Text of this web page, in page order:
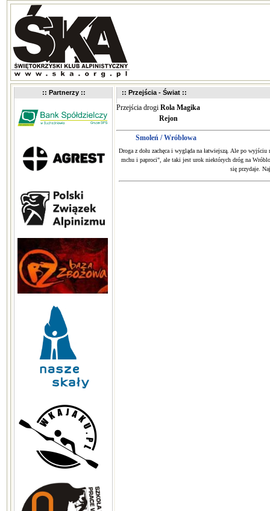
:: Partnerzy :: :: Przejścia - Świat ::
Przejścia drogi Rola Magika
Rejon
Smoleń / Wróblowa
Droga z dołu zachęca i wygląda na łatwiejszą. Ale po
mchu i paproci", ale taki jest urok niektórych dróg na
się przydaje.